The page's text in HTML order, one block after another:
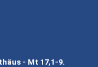
- Mt 17,1-9.